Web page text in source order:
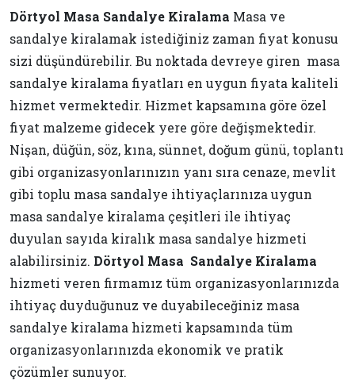
Dörtyol Masa Sandalye Kiralama Masa ve
sandalye kiralamak istediğiniz zaman fiyat konusu
sizi düşündürebilir. Bu noktada devreye giren masa
sandalye kiralama fiyatları en uygun fiyata kaliteli
hizmet vermektedir. Hizmet kapsamına göre özel
fiyat malzeme gidecek yere göre değişmektedir.
Nişan, düğün, söz, kına, sünnet, doğum günü, toplantı
gibi organizasyonlarınızın yanı sıra cenaze, mevlit
gibi toplu masa sandalye ihtiyaçlarınıza uygun
masa sandalye kiralama çeşitleri ile ihtiyaç
duyulan sayıda kiralık masa sandalye hizmeti
alabilirsiniz. Dörtyol Masa Sandalye Kiralama
hizmeti veren firmamız tüm organizasyonlarınızda
ihtiyaç duyduğunuz ve duyabileceğiniz masa
sandalye kiralama hizmeti kapsamında tüm
organizasyonlarınızda ekonomik ve pratik
çözümler sunuyor.